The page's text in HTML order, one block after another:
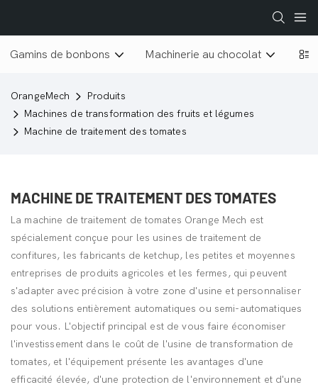
Gamins de bonbons Machinerie au chocolat
OrangeMech
Produits
Machines de transformation des fruits et légumes
Machine de traitement des tomates
MACHINE DE TRAITEMENT DES TOMATES
La machine de traitement de tomates Orange Mech est
spécialement conçue pour les usines de traitement de
confitures, les fabricants de ketchup, les petites et moyennes
entreprises de produits agricoles et les fermes, qui peuvent
s'adapter avec précision à votre zone d'usine et personnaliser
des solutions entièrement automatiques ou semi-automatiques
pour vous. L'objectif principal est de vous faire économiser
l'investissement dans le coût de l'usine de transformation de
tomates, et l'équipement présente les avantages d'une
efficacité élevée, d'une protection de l'environnement et d'une